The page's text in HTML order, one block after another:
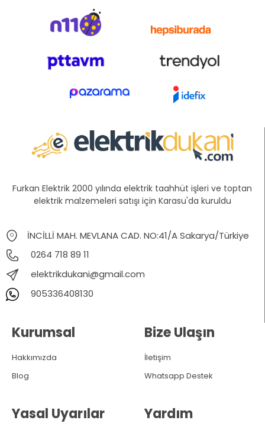
Furkan Elektrik 2000 yılında elektrik taahhüt işleri ve toptan
elektrik malzemeleri satışı için Karasu'da kuruldu
İNCİLLİ MAH. MEVLANA CAD. NO:41/A Sakarya/Türkiye
0264 718 89 11
elektrikdukani@gmail.com
905336408130
Kurumsal
Hakkımızda
Blog
Yasal Uyarılar
Bize Ulaşın
İletişim
Whatsapp Destek
Yardım